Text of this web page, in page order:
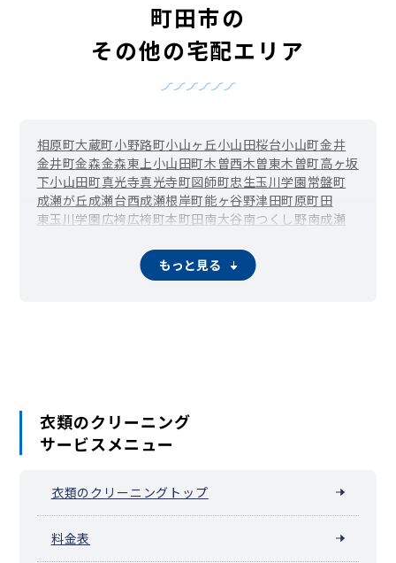
町田市の
その他の宅配エリア
相原町大蔵町小野路町小山ヶ丘小山田桜台小山町金井
金井町金森金森東 上小山田町木曽西木曽東木曽町高ヶ坂
下小山田町真光寺真光寺町図師町忠生玉川学園常盤町
成瀬が丘成瀬台西成瀬根岸町能ヶ谷野津田町原町田
東玉川学園広袴広袴町本町田南大谷南つくし野南成瀬
もっと見る
衣類のクリーニング
サービスメニュー
衣類のクリーニングトップ
料金表